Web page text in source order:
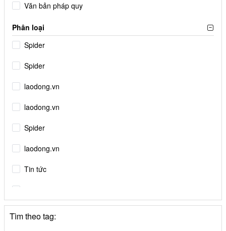
Văn bản pháp quy
Phân loại
Spider
Spider
laodong.vn
laodong.vn
Spider
laodong.vn
Tin tức
Tìm theo tag: